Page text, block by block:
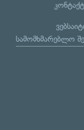
სამომხმარებლო